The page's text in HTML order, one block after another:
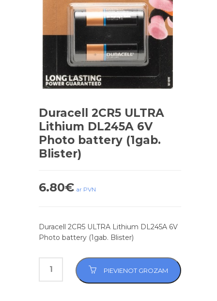
Duracell 2CR5 ULTRA
Lithium DL245A 6V
Photo battery (1gab.
Blister)
6.80€ ar PVN
Duracell 2CR5 ULTRA Lithium DL245A 6V
Photo battery (1gab. Blister)
PIEVIENOT GROZAM